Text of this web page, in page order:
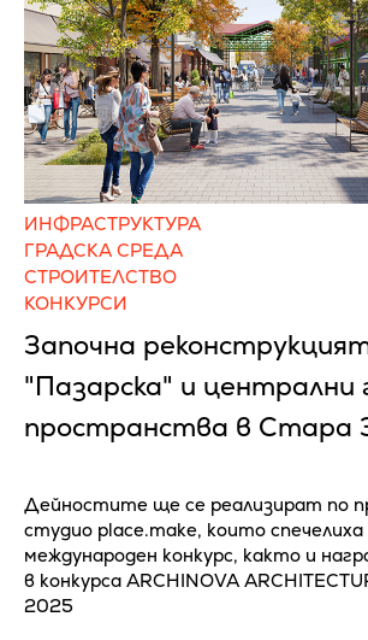
ИНФРАСТРУКТУРА
ГРАДСКА СРЕДА
СТРОИТЕЛСТВО
КОНКУРСИ
Започна
"Пазарска" и централни
пространства в Стара
Дейностите ще се реализират по
студио place.make, които спечелиха
международен конкурс, както и
в конкурса ARCHINOVA
2025